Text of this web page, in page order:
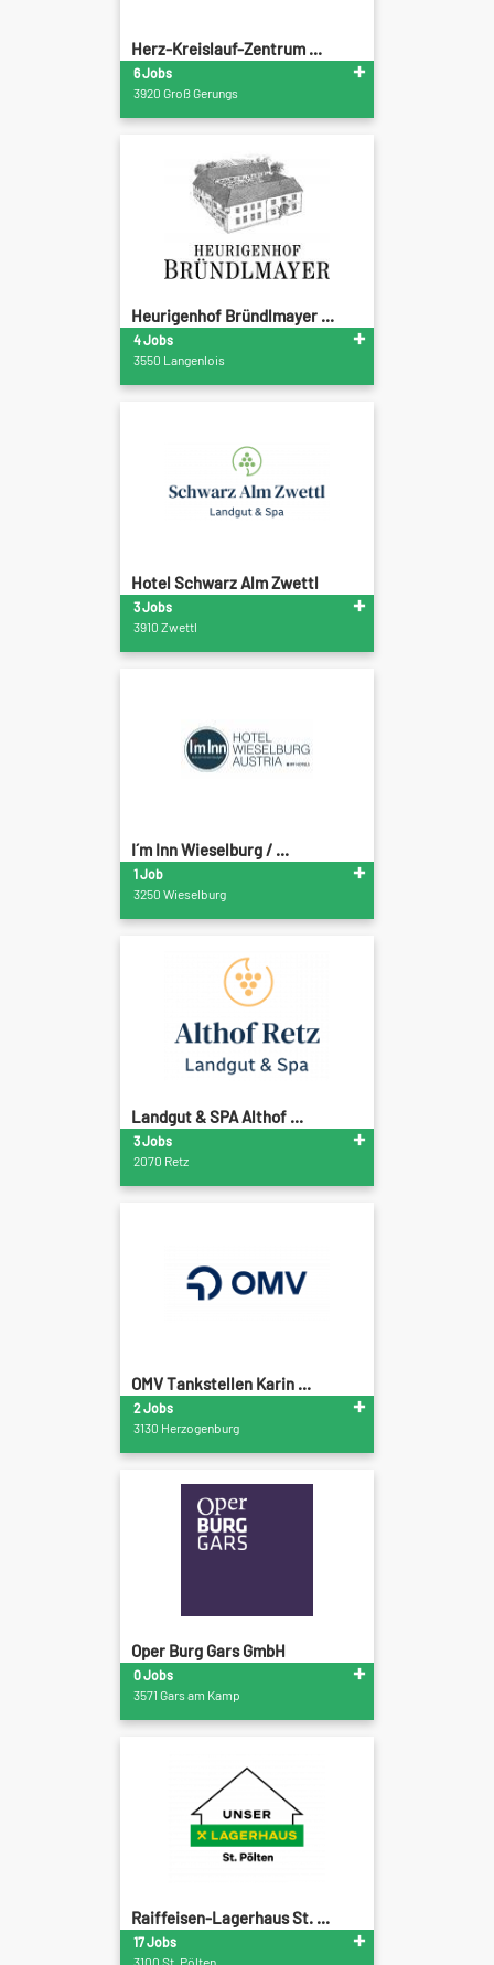
Herz-Kreislauf-Zentrum ...
6 Jobs
3920 Groß Gerungs
Heurigenhof Bründlmayer ...
4 Jobs
3550 Langenlois
Hotel Schwarz Alm Zwettl
3 Jobs
3910 Zwettl
I´m Inn Wieselburg / ...
1 Job
3250 Wieselburg
Landgut & SPA Althof ...
3 Jobs
2070 Retz
OMV Tankstellen Karin ...
2 Jobs
3130 Herzogenburg
Oper Burg Gars GmbH
0 Jobs
3571 Gars am Kamp
Raiffeisen-Lagerhaus St. ...
17 Jobs
3100 St. Pölten